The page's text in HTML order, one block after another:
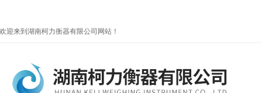
欢迎来到湖南柯力衡器有限公司网站！